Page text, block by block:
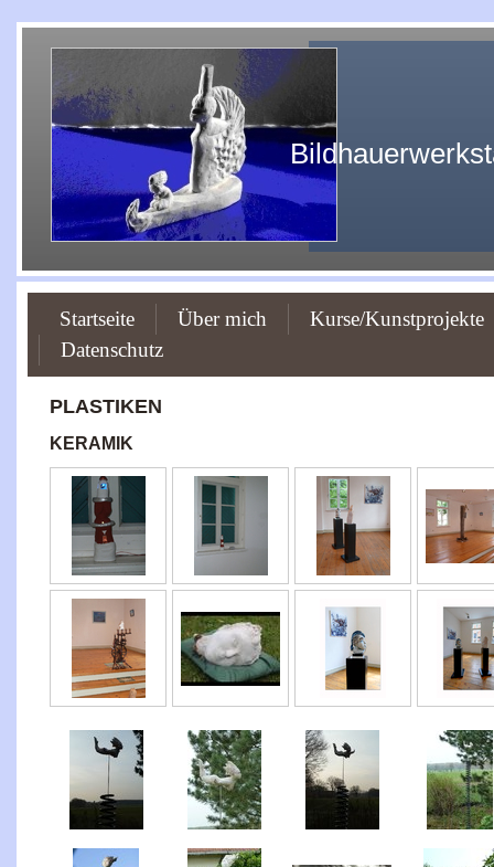
Startseite Über mich
Kurse/Kunstprojekte
Datenschutz
PLASTIKEN
KERAMIK